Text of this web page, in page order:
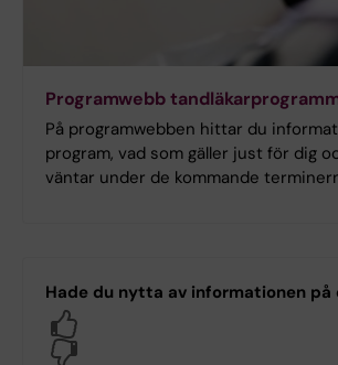
Programwebb
På programwebben hittar du
program, vad som gäller just för dig
väntar under de kommande
Hade du nytta av informationen på